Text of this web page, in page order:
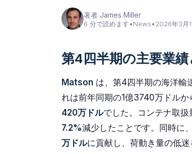
著者 James Miller
6 分で読めます•News•2026年3月
第4四半期の主要業
Matson は、第4四半期の海洋輸
れは前年同期の1億3740万ドル
420万ドルでした。コンテナ取扱
7.2%減少したことです。同時に
万ドルに貢献し、荷動き量の低迷